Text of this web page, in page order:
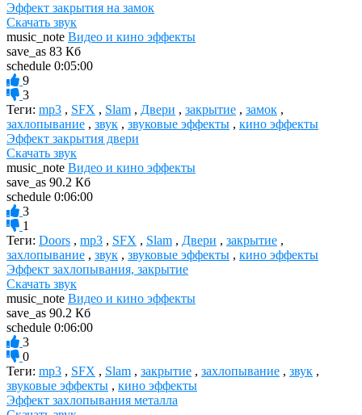
Эффект закрытия на замок
Скачать звук
music_note Видео и кино эффекты
save_as 83 Кб
schedule 0:05:00
9
3
Теги: mp3 , SFX , Slam , Двери , закрытие , замок ,
захлопывание , звук , звуковые эффекты , кино эффекты
Эффект закрытия двери
Скачать звук
music_note Видео и кино эффекты
save_as 90.2 Кб
schedule 0:06:00
3
1
Теги: Doors , mp3 , SFX , Slam , Двери , закрытие ,
захлопывание , звук , звуковые эффекты , кино эффекты
Эффект захлопывания, закрытие
Скачать звук
music_note Видео и кино эффекты
save_as 90.2 Кб
schedule 0:06:00
3
0
Теги: mp3 , SFX , Slam , закрытие , захлопывание , звук ,
звуковые эффекты , кино эффекты
Эффект захлопывания металла